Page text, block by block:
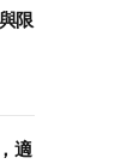
限
適